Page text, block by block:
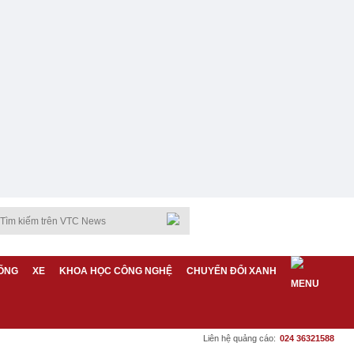
XE KHOA HỌC CÔNG NGHỆ CHUYỂN ĐỔI XANH
Liên hệ quảng cáo: 024 36321588